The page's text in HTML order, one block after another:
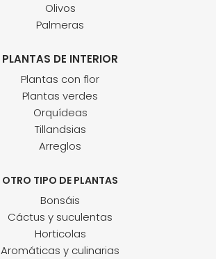
Olivos
Palmeras
PLANTAS DE INTERIOR
Plantas con flor
Plantas verdes
Orquídeas
Tillandsias
Arreglos
OTRO TIPO DE PLANTAS
Bonsáis
Cáctus y suculentas
Horticolas
Aromáticas y culinarias